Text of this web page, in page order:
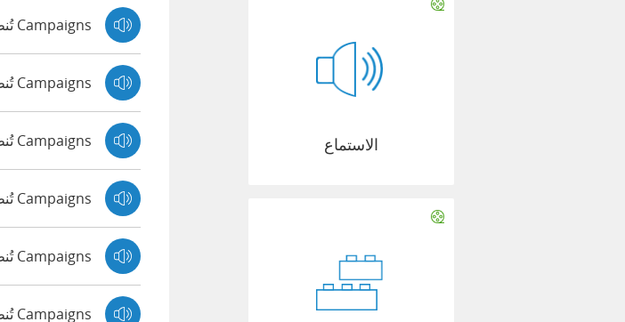
Campaigns تُنطق Kendra
Campaigns تُنطق Kimberly
Campaigns تُنطق Salli
Campaigns تُنطق Joey
Campaigns تُنطق Justin
Campaigns تُنطق Matthew
الاستماع